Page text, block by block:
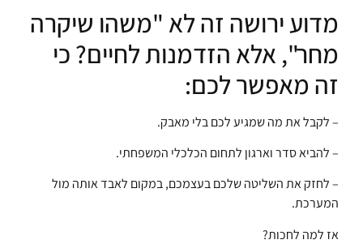
מדוע ירושה זה לא "משהו שיקרה
מחר", אלא הזדמנות לחיים? כי
זה מאפשר לכם:
– לקבל את מה שמגיע לכם בלי מאבק.
– להביא סדר וארגון לתחום הכלכלי המשפחתי.
– לחזק את השליטה שלכם בעצמכם, במקום לאבד אותה מול
המערכת.
אז למה לחכות?